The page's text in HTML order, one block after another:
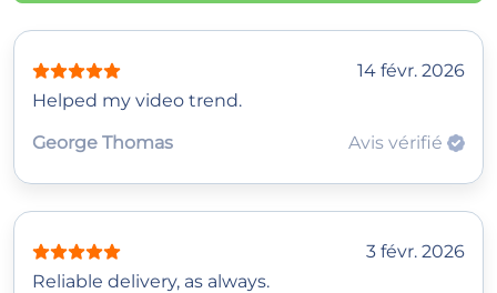
14 févr. 2026
Helped my video trend.
George Thomas
Avis vérifié
3 févr. 2026
Reliable delivery, as always.